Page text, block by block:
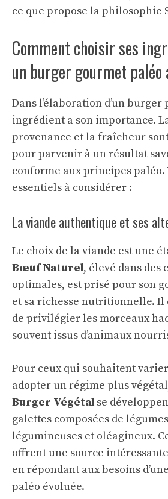
ce que propose la philosophie
Comment choisir ses
un burger gourmet paléo
Dans l’élaboration d’un
ingrédient a son importance.
provenance et la fraîcheur
pour parvenir à un résultat
conforme aux principes paléo.
essentiels à considérer :
La viande authentique et ses
Le choix de la viande est une
Bœuf Naturel, élevé dans des
optimales, est prisé pour son
et sa richesse nutritionnelle. Il
de privilégier les morceaux
souvent issus d’animaux
Pour ceux qui souhaitent
adopter un régime plus
Burger Végétal se
galettes composées de
légumineuses et oléagineux.
offrent une source
en répondant aux besoins
paléo évoluée.